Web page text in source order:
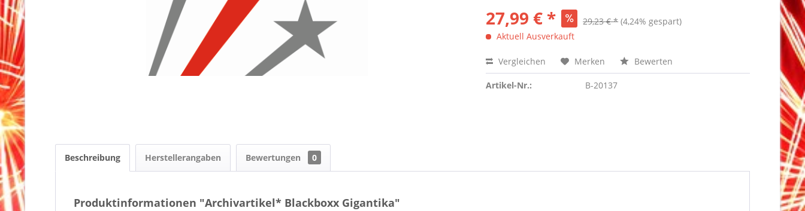
27,99 € * 29,23 € * (4,24% gespart)
Aktuell Ausverkauft
Vergleichen Merken Bewerten
Artikel-Nr.: B-20137
Beschreibung Herstellerangaben Bewertungen 0
Produktinformationen "Archivartikel* Blackboxx Gigantika"